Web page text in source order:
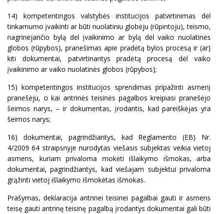
14) kompetentingos valstybės institucijos patvirtinimas dėl
tinkamumo įvaikinti ar būti nuolatiniu globėju (rūpintoju), teismo,
nagrinėjančio bylą dėl įvaikinimo ar bylą dėl vaiko nuolatinės
globos (rūpybos), pranešimas apie pradėtą bylos procesą ir (ar)
kiti dokumentai, patvirtinantys pradėtą procesą dėl vaiko
įvaikinimo ar vaiko nuolatinės globos (rūpybos);
15) kompetentingos institucijos sprendimas pripažinti asmenį
pranešėju, o kai antrinės teisinės pagalbos kreipiasi pranešėjo
šeimos narys, – ir dokumentas, įrodantis, kad pareiškėjas yra
šeimos narys;
16) dokumentai, pagrindžiantys, kad Reglamento (EB) Nr.
4/2009 64 straipsnyje nurodytas viešasis subjektas veikia vietoj
asmens, kuriam privaloma mokėti išlaikymo išmokas, arba
dokumentai, pagrindžiantys, kad viešajam subjektui privaloma
grąžinti vietoj išlaikymo išmokėtas išmokas.
Prašymas, deklaracija antrinei teisinei pagalbai gauti ir asmens
teisę gauti antrinę teisinę pagalbą įrodantys dokumentai gali būti